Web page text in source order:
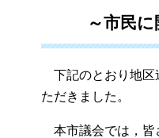
～市民
下記のとおり地区
ただきました。
本市議会では，皆